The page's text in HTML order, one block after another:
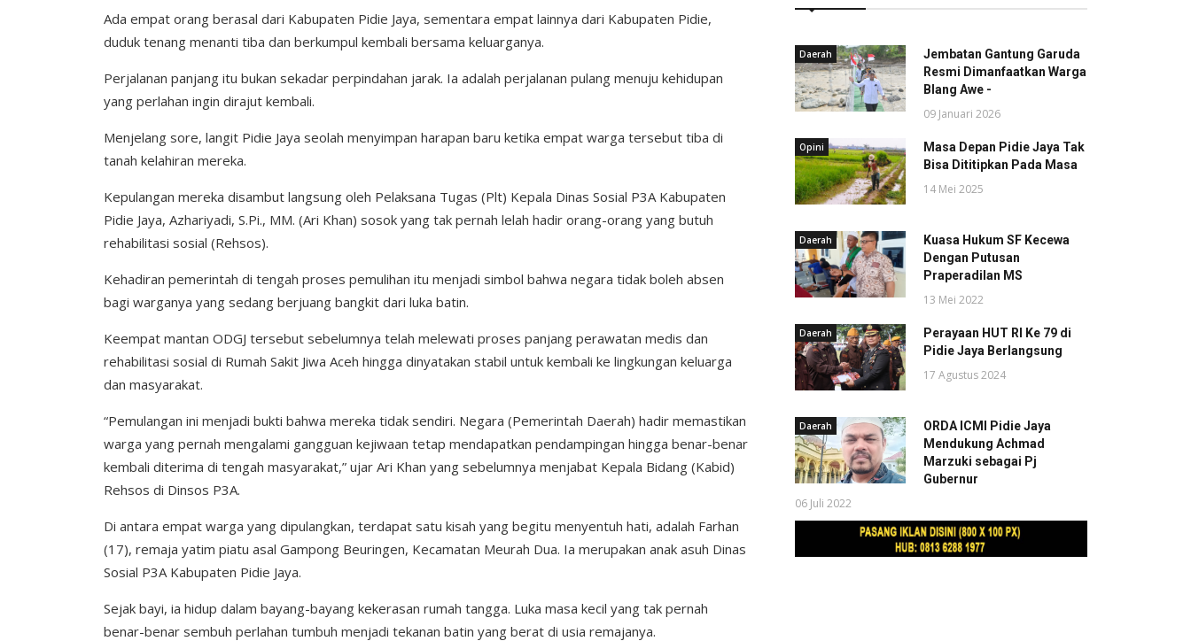
Ada empat orang berasal dari Kabupaten Pidie Jaya, sementara empat lainnya dari Kabupaten Pidie,
duduk tenang menanti tiba dan berkumpul kembali bersama keluarganya.
Perjalanan panjang itu bukan sekadar perpindahan jarak. Ia adalah perjalanan pulang menuju kehidupan
yang perlahan ingin dirajut kembali.
Menjelang sore, langit Pidie Jaya seolah menyimpan harapan baru ketika empat warga tersebut tiba di
tanah kelahiran mereka.
Kepulangan mereka disambut langsung oleh Pelaksana Tugas (Plt) Kepala Dinas Sosial P3A Kabupaten
Pidie Jaya, Azhariyadi, S.Pi., MM. (Ari Khan) sosok yang tak pernah lelah hadir orang-orang yang butuh
rehabilitasi sosial (Rehsos).
Kehadiran pemerintah di tengah proses pemulihan itu menjadi simbol bahwa negara tidak boleh absen
bagi warganya yang sedang berjuang bangkit dari luka batin.
Keempat mantan ODGJ tersebut sebelumnya telah melewati proses panjang perawatan medis dan
rehabilitasi sosial di Rumah Sakit Jiwa Aceh hingga dinyatakan stabil untuk kembali ke lingkungan keluarga
dan masyarakat.
“Pemulangan ini menjadi bukti bahwa mereka tidak sendiri. Negara (Pemerintah Daerah) hadir memastikan
warga yang pernah mengalami gangguan kejiwaan tetap mendapatkan pendampingan hingga benar-benar
kembali diterima di tengah masyarakat,” ujar Ari Khan yang sebelumnya menjabat Kepala Bidang (Kabid)
Rehsos di Dinsos P3A.
Di antara empat warga yang dipulangkan, terdapat satu kisah yang begitu menyentuh hati, adalah Farhan
(17), remaja yatim piatu asal Gampong Beuringen, Kecamatan Meurah Dua. Ia merupakan anak asuh Dinas
Sosial P3A Kabupaten Pidie Jaya.
Sejak bayi, ia hidup dalam bayang-bayang kekerasan rumah tangga. Luka masa kecil yang tak pernah
benar-benar sembuh perlahan tumbuh menjadi tekanan batin yang berat di usia remajanya.
Daerah
Jembatan Gantung Garuda
Resmi Dimanfaatkan Warga
Blang Awe -
09 Januari 2026
Opini
Masa Depan Pidie Jaya Tak
Bisa Dititipkan Pada Masa
14 Mei 2025
Daerah
Kuasa Hukum SF Kecewa
Dengan Putusan
Praperadilan MS
13 Mei 2022
Daerah
Perayaan HUT RI Ke 79 di
Pidie Jaya Berlangsung
17 Agustus 2024
Daerah
ORDA ICMI Pidie Jaya
Mendukung Achmad
Marzuki sebagai Pj
Gubernur
06 Juli 2022